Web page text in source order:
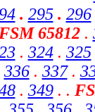
. 295. 296
FSM 65812 .
. 324. 325
336. 337.
. 349. .